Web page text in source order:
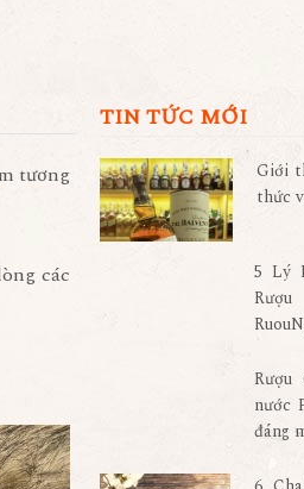
tương
các
TIN TỨC MỚI
Giới
thức
5 Lý
Rượu
nước
đáng